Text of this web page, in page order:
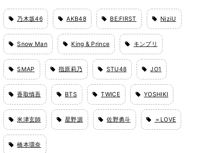
乃木坂46 AKB48 BE:FIRST NiziU
Snow Man King & Prince キンプリ
SMAP 指原莉乃 STU48 JO1
香取慎吾 BTS TWICE YOSHIKI
米津玄師 星野源 佐野勇斗 ＝LOVE
橋本環奈